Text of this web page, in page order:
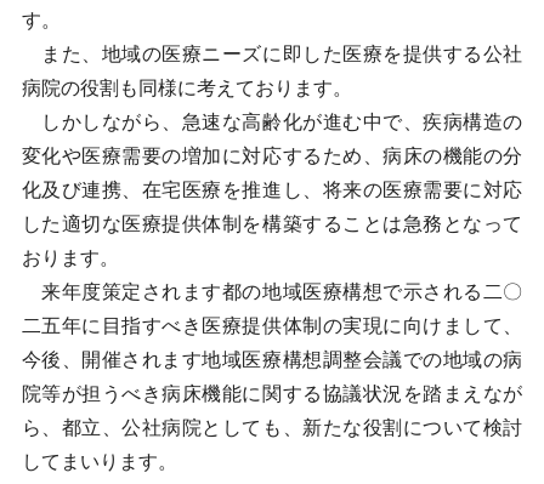
す。
また、地域の医療ニーズに即した医療を提供する公社
病院の役割も同様に考えております。
しかしながら、急速な高齢化が進む中で、疾病構造の
変化や医療需要の増加に対応するため、病床の機能の分
化及び連携、在宅医療を推進し、将来の医療需要に対応
した適切な医療提供体制を構築することは急務となって
おります。
来年度策定されます都の地域医療構想で示される二〇
二五年に目指すべき医療提供体制の実現に向けまして、
今後、開催されます地域医療構想調整会議での地域の病
院等が担うべき病床機能に関する協議状況を踏まえなが
ら、都立、公社病院としても、新たな役割について検討
してまいります。